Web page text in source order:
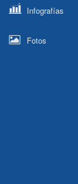
Infografías
Fotos